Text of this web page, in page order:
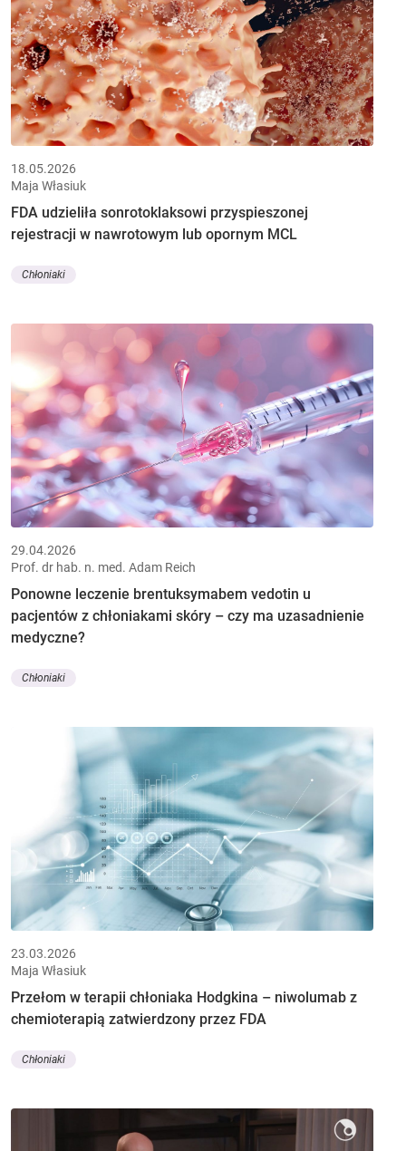
18.05.2026
Maja Własiuk
FDA udzieliła sonrotoklaksowi przyspieszonej
rejestracji w nawrotowym lub opornym MCL
Chłoniaki
29.04.2026
Prof. dr hab. n. med. Adam Reich
Ponowne leczenie brentuksymabem vedotin u
pacjentów z chłoniakami skóry – czy ma uzasadnienie
medyczne?
Chłoniaki
23.03.2026
Maja Własiuk
Przełom w terapii chłoniaka Hodgkina – niwolumab z
chemioterapią zatwierdzony przez FDA
Chłoniaki